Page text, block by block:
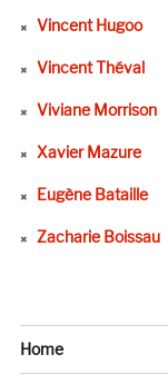
Vincent Hugoo
Vincent Théval
Viviane Morrison
Xavier Mazure
Eugène Bataille
Zacharie Boissau
Home